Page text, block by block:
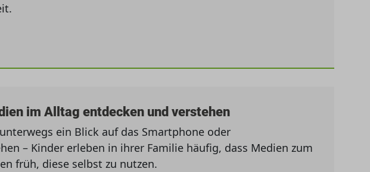
im Alltag entdecken und verstehen
ein Blick auf das Smartphone oder
– Kinder erleben in ihrer Familie häufig, dass Medien zum
früh, diese selbst zu nutzen.